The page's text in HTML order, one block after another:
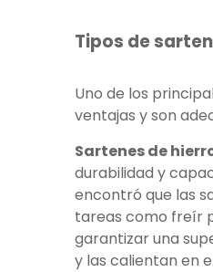
Tipos de
Uno de los
ventajas y son
Sartenes de
durabilidad y
encontró que las
tareas como freír
garantizar una
y las calientan en